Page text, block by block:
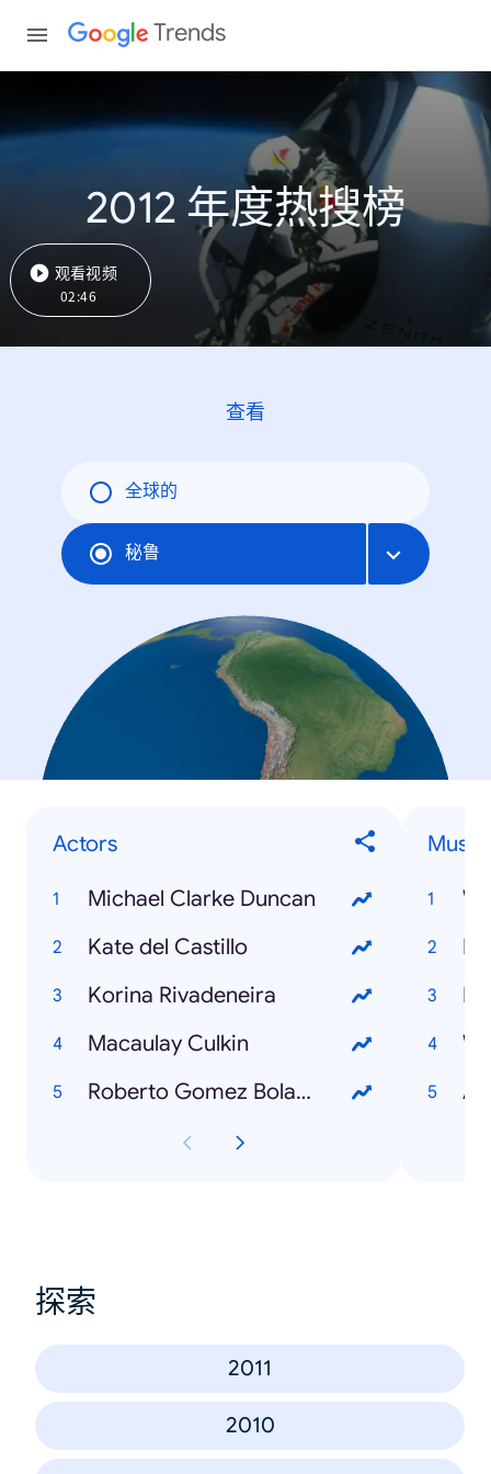
Trends
2012 年度热搜榜
观看视频
02:46
查看
全球的
秘鲁
Actors
Michael Clarke Duncan
Kate del Castillo
Korina Rivadeneira
Macaulay Culkin
Roberto Gomez Bolaños
探索
2011
2010